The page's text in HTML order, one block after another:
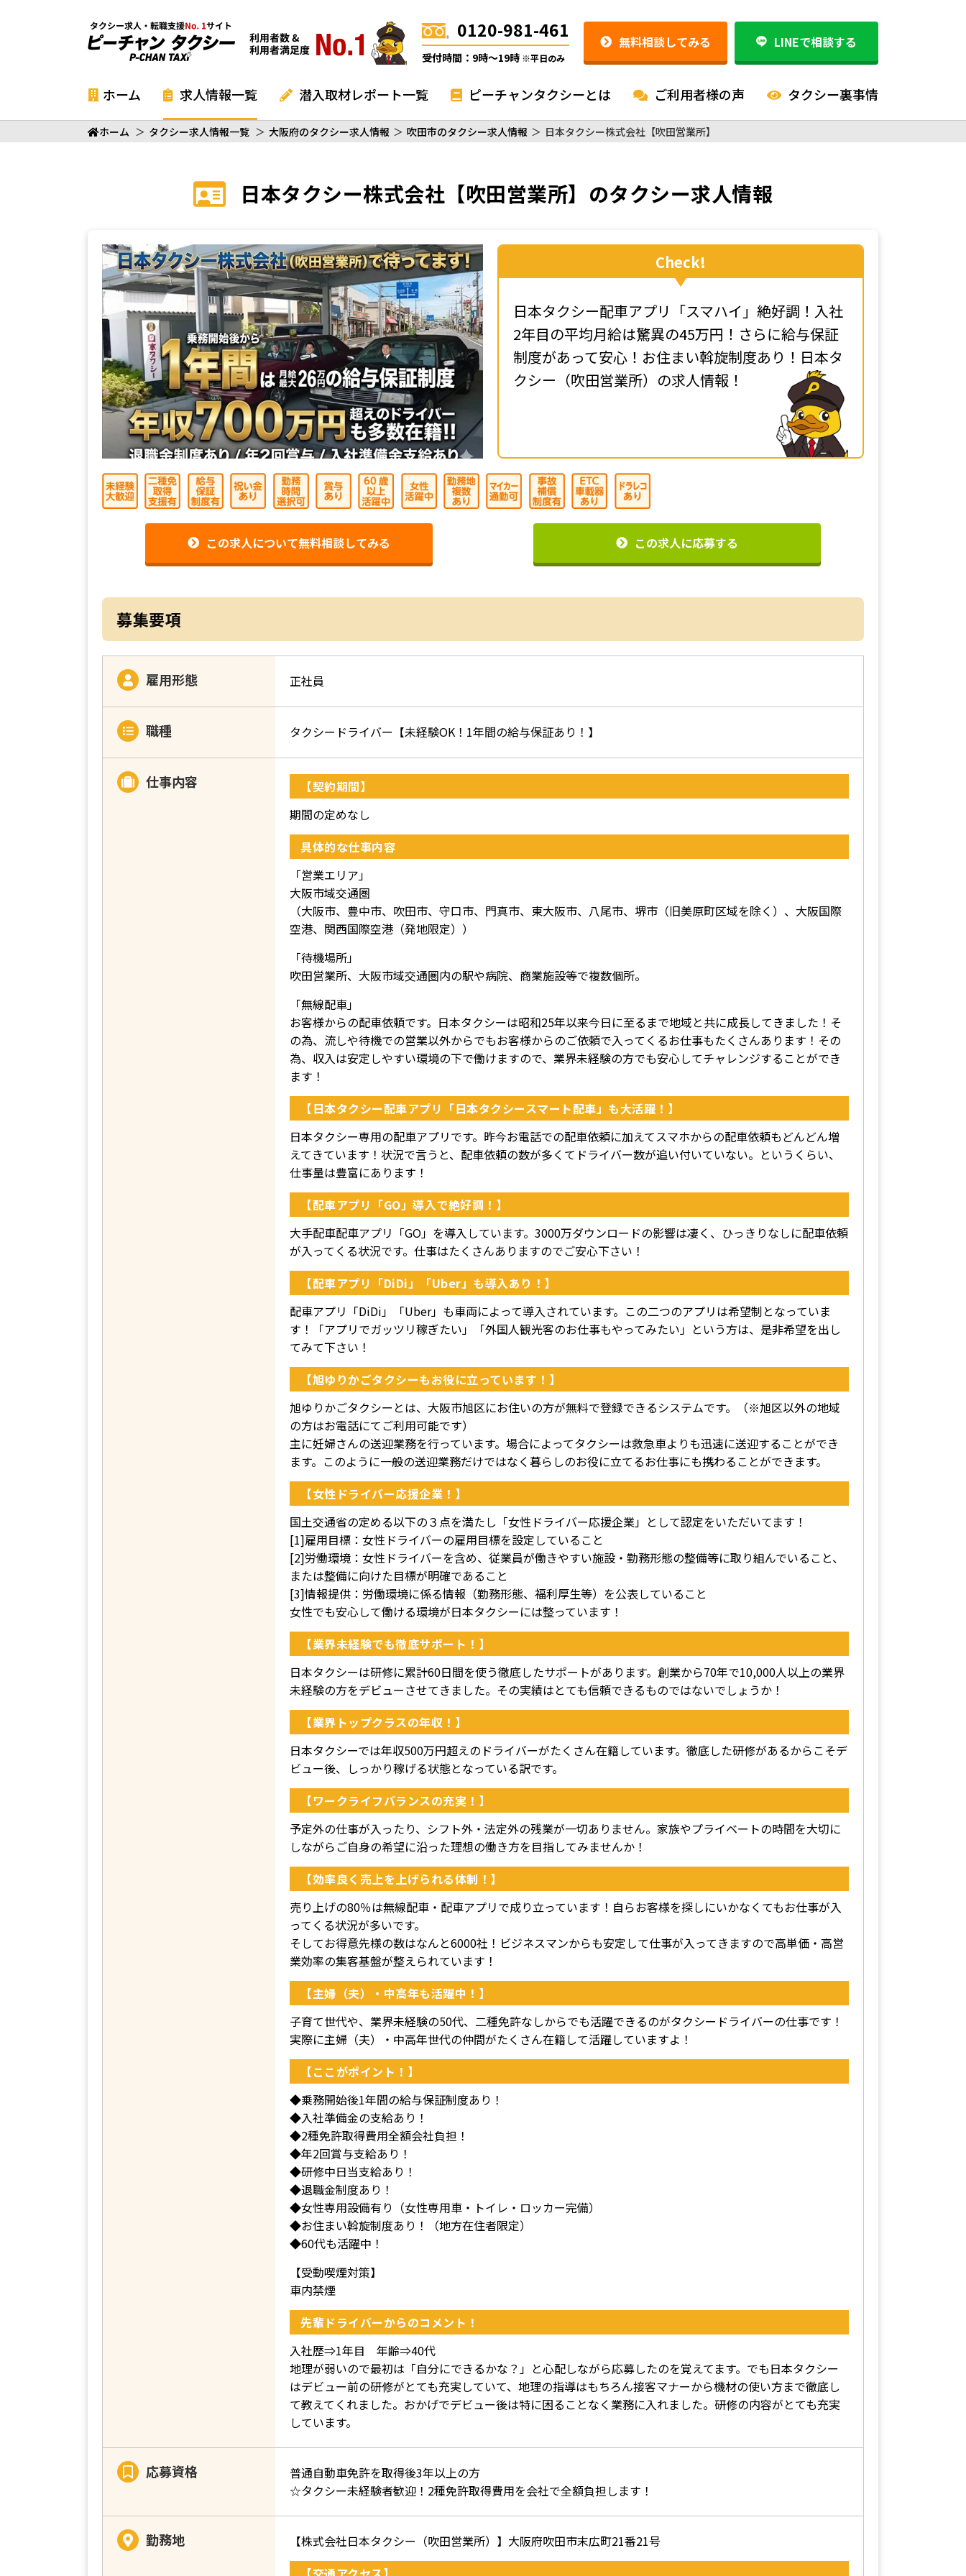
0120-981-461
受付時間：9時〜19時 ※平日のみ
無料相談してみる LINEで相談する
ホーム 求人情報一覧 潜入取材レポート一覧 ピーチャンタクシーとは ご利用者様の声 タクシー裏事情
ホーム ＞ タクシー求人情報一覧 ＞ 大阪府のタクシー求人情報 ＞ 吹田市のタクシー求人情報 ＞ 日本タクシー株式会社【吹田営業所】
日本タクシー株式会社【吹田営業所】 のタクシー求人情報
Check!
日本タクシー配車アプリ「スマハイ」絶好調！入社
2年目の平均月給は驚異の45万円！さらに給与保証
制度があって安心！お住まい斡旋制度あり！日本タ
クシー（吹田営業所）の求人情報！
この求人について無料相談してみる この求人に応募する
募集要項
雇用形態 正社員
職種 タクシードライバー【未経験OK！1年間の給与保証あり！】
仕事内容
【契約期間】
期間の定めなし
具体的な仕事内容
「営業エリア」
大阪市域交通圏
（大阪市、豊中市、吹田市、守口市、門真市、東大阪市、八尾市、堺市（旧美原町区域を除く）、大阪国際
空港、関西国際空港（発地限定））
「待機場所」
吹田営業所、大阪市域交通圏内の駅や病院、商業施設等で複数個所。
「無線配車」
お客様からの配車依頼です。日本タクシーは昭和25年以来今日に至るまで地域と共に成長してきました！そ
の為、流しや待機での営業以外からでもお客様からのご依頼で入ってくるお仕事もたくさんあります！その
為、収入は安定しやすい環境の下で働けますので、業界未経験の方でも安心してチャレンジすることができ
ます！
【日本タクシー配車アプリ「日本タクシースマート配車」も大活躍！】
日本タクシー専用の配車アプリです。昨今お電話での配車依頼に加えてスマホからの配車依頼もどんどん増
えてきています！状況で言うと、配車依頼の数が多くてドライバー数が追い付いていない。というくらい、
仕事量は豊富にあります！
【配車アプリ「GO」導入で絶好調！】
大手配車配車アプリ「GO」を導入しています。3000万ダウンロードの影響は凄く、ひっきりなしに配車依頼
が入ってくる状況です。仕事はたくさんありますのでご安心下さい！
【配車アプリ「DiDi」「Uber」も導入あり！】
配車アプリ「DiDi」「Uber」も車両によって導入されています。この二つのアプリは希望制となっていま
す！「アプリでガッツリ稼ぎたい」「外国人観光客のお仕事もやってみたい」という方は、是非希望を出し
てみて下さい！
【旭ゆりかごタクシーもお役に立っています！】
旭ゆりかごタクシーとは、大阪市旭区にお住いの方が無料で登録できるシステムです。（※旭区以外の地域
の方はお電話にてご利用可能です）
主に妊婦さんの送迎業務を行っています。場合によってタクシーは救急車よりも迅速に送迎することができ
ます。このように一般の送迎業務だけではなく暮らしのお役に立てるお仕事にも携わることができます。
【女性ドライバー応援企業！】
国土交通省の定める以下の３点を満たし「女性ドライバー応援企業」として認定をいただいてます！
[1]雇用目標：女性ドライバーの雇用目標を設定していること
[2]労働環境：女性ドライバーを含め、従業員が働きやすい施設・勤務形態の整備等に取り組んでいること、
または整備に向けた目標が明確であること
[3]情報提供：労働環境に係る情報（勤務形態、福利厚生等）を公表していること
女性でも安心して働ける環境が日本タクシーには整っています！
【業界未経験でも徹底サポート！】
日本タクシーは研修に累計60日間を使う徹底したサポートがあります。創業から70年で10,000人以上の業界
未経験の方をデビューさせてきました。その実績はとても信頼できるものではないでしょうか！
【業界トップクラスの年収！】
日本タクシーでは年収500万円超えのドライバーがたくさん在籍しています。徹底した研修があるからこそデ
ビュー後、しっかり稼げる状態となっている訳です。
【ワークライフバランスの充実！】
予定外の仕事が入ったり、シフト外・法定外の残業が一切ありません。家族やプライベートの時間を大切に
しながらご自身の希望に沿った理想の働き方を目指してみませんか！
【効率良く売上を上げられる体制！】
売り上げの80％は無線配車・配車アプリで成り立っています！自らお客様を探しにいかなくてもお仕事が入
ってくる状況が多いです。
そしてお得意先様の数はなんと6000社！ビジネスマンからも安定して仕事が入ってきますので高単価・高営
業効率の集客基盤が整えられています！
【主婦（夫）・中高年も活躍中！】
子育て世代や、業界未経験の50代、二種免許なしからでも活躍できるのがタクシードライバーの仕事です！
実際に主婦（夫）・中高年世代の仲間がたくさん在籍して活躍していますよ！
【ここがポイント！】
◆乗務開始後1年間の給与保証制度あり！
◆入社準備金の支給あり！
◆2種免許取得費用全額会社負担！
◆年2回賞与支給あり！
◆研修中日当支給あり！
◆退職金制度あり！
◆女性専用設備有り（女性専用車・トイレ・ロッカー完備）
◆お住まい斡旋制度あり！（地方在住者限定）
◆60代も活躍中！
【受動喫煙対策】
車内禁煙
先輩ドライバーからのコメント！
入社歴⇒1年目 年齢⇒40代
地理が弱いので最初は「自分にできるかな？」と心配しながら応募したのを覚えてます。でも日本タクシー
はデビュー前の研修がとても充実していて、地理の指導はもちろん接客マナーから機材の使い方まで徹底し
て教えてくれました。おかげでデビュー後は特に困ることなく業務に入れました。研修の内容がとても充実
しています。
応募資格
普通自動車免許を取得後3年以上の方
☆タクシー未経験者歓迎！2種免許取得費用を会社で全額負担します！
勤務地
【株式会社日本タクシー（吹田営業所）】大阪府吹田市末広町21番21号